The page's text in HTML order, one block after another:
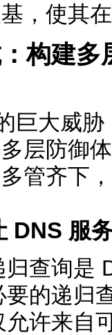
，使其
构建多
巨大威
层防御
管齐下
DNS 服
归查询是
要的递归
许来自